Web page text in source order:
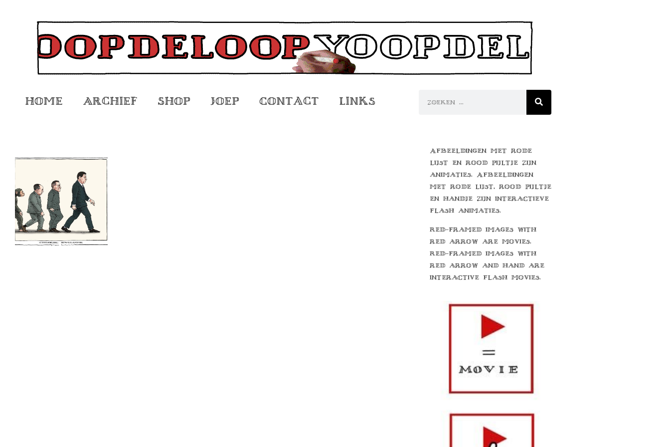
Home Archief Shop Joep Contact Links
Afbeeldingen met rode
lijst en rood pijltje zijn
animaties. Afbeeldingen
met rode lijst, rood pijltje
en handje zijn interactieve
flash animaties.
Red-framed images with
red arrow are movies.
Red-framed images with
red arrow and hand are
interactive flash movies.